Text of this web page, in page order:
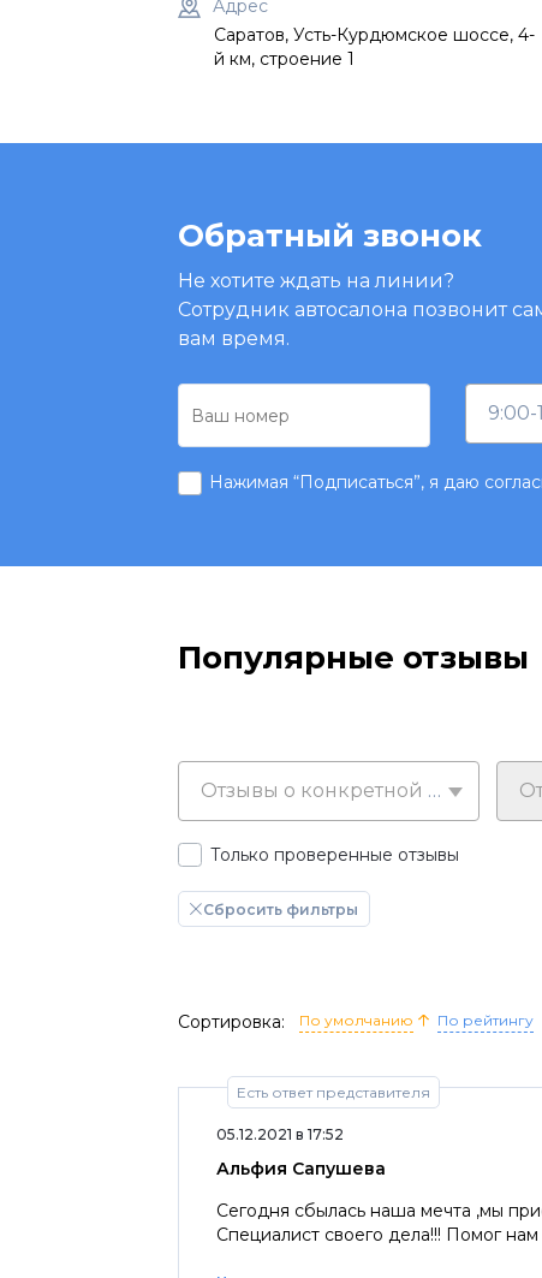
Адрес
Саратов, Усть-Курдюмское шоссе, 4-
й км, строение 1
Обратный звонок
Не хотите ждать на линии?
Сотрудник автосалона позвонит
вам время.
9:00-
Нажимая “Подписаться”, я даю
Популярные отзывы
Отзывы о конкретной марке
Только проверенные отзывы
Сбросить фильтры
Сортировка: По умолчанию По рейтингу
Есть ответ представителя
05.12.2021 в 17:52
Альфия Сапушева
Сегодня сбылась наша мечта ,мы
Специалист своего дела!!! Помог